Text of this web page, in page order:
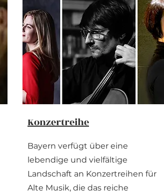
Konzertreihe
Bayern verfügt über eine
lebendige und vielfältige
Landschaft an Konzertreihen für
Alte Musik, die das reiche